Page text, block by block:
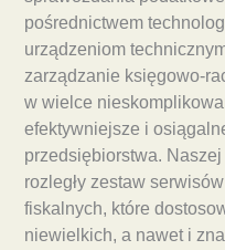
pośrednictwem
urządzeniom
zarządzanie księgowo-
w wielce
efektywniejsze i
przedsiębiorstwa.
rozległy zestaw
fiskalnych, które
niewielkich, a nawet i